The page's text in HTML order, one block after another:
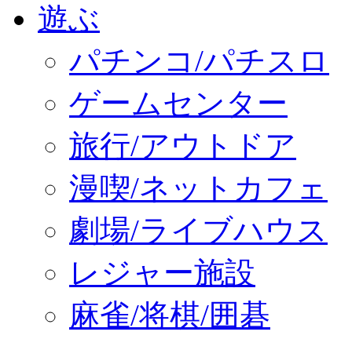
遊ぶ
パチンコ/パチスロ
ゲームセンター
旅行/アウトドア
漫喫/ネットカフェ
劇場/ライブハウス
レジャー施設
麻雀/将棋/囲碁